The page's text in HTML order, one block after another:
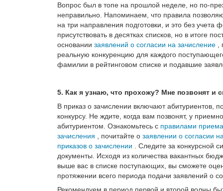
Вопрос был в топе на прошлой неделе, но по-
неправильно. Напоминаем, что правила
на три направления подготовки, и это без
присутствовать в десятках списков, но в итоге
основании заявлений о согласии на зачисление ,
реальную конкуренцию для каждого
фамилии в рейтинговом списке и подавшие
5. Как я узнаю, что прохожу? Мне позвонят и
В приказ о зачислении включают абитуриентов,
конкурсу. Не ждите, когда вам позвонят, у
абитуриентом. Ознакомьтесь с правилами приема
зачисления , почитайте о заявлении о согласии
приказов о зачислении . Следите за конкурсной
документы. Исходя из количества вакантных
выше вас в списке поступающих, вы сможете
протяжении всего периода подачи заявлений о
Рекомендуем в период первой и второй волны